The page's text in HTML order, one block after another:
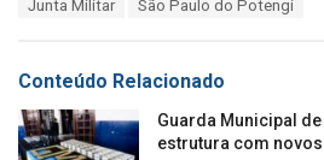
i
e
s
:
Junta Militar
São Paulo do Potengi
Conteúdo Relacionado
Guarda Municipal
estrutura com